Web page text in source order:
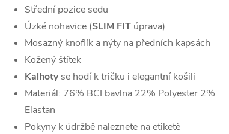
Střední pozice sedu
Úzké nohavice (SLIM FIT úprava)
Mosazný knoflík a nýty na předních kapsách
Kožený štítek
Kalhotyse hodí k tričku i elegantní košili
Materiál: 76% BCI bavlna 22% Polyester 2%
Elastan
Pokyny k údržbě naleznete na etiketě